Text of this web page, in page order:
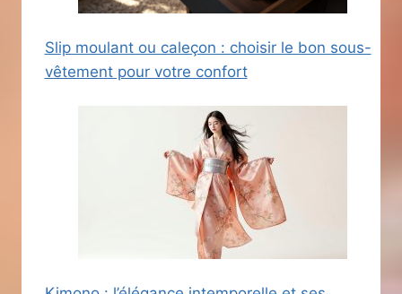
Slip moulant ou caleçon : choisir le bon sous-
vêtement pour votre confort